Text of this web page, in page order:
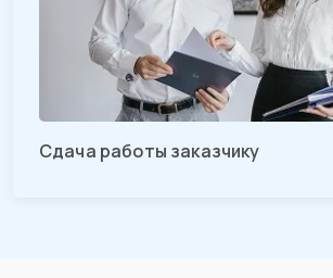
Сдача работы заказчику